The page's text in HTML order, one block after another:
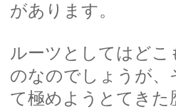
があります。
ルーツとしてはどこ
のなのでしょうが、
て極めようとてきた